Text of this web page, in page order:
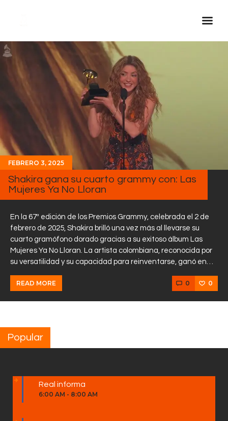
Inicio Real FM
Streaming
En Vivo
Descarga La APP
Programas
Noticias
Equipo
Sobre Nosotros
Contactos
FEBRERO 3, 2025
Shakira gana su cuarto grammy con: Las
Mujeres Ya No Lloran
En la 67ª edición de los Premios Grammy, celebrada el 2 de
febrero de 2025, Shakira brilló una vez más al llevarse su
cuarto gramófono dorado gracias a su exitoso álbum Las
Mujeres Ya No Lloran. La artista colombiana, reconocida por
su versatilidad y su capacidad para reinventarse, ganó en…
READ MORE 0 0
Popular
Real informa
6:00 AM - 8:00 AM